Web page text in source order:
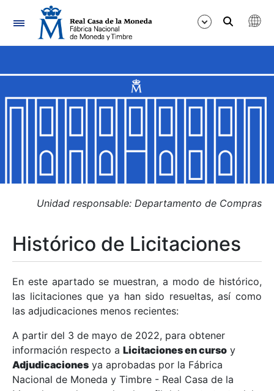
Navegación
Mostrar/Ocultar
Mostrar/Ocultar
Mostrar/Ocultar
Mostrar/Ocultar
Mostrar/Ocultar
Mostrar/Ocultar
Unidad responsable: Departamento de Compras
Histórico de Licitaciones
En este apartado se muestran, a modo de histórico,
las licitaciones que ya han sido resueltas, así como
las adjudicaciones menos recientes:
A partir del 3 de mayo de 2022, para obtener
información respecto a Licitaciones en curso y
Adjudicaciones ya aprobadas por la Fábrica
Nacional de Moneda y Timbre - Real Casa de la